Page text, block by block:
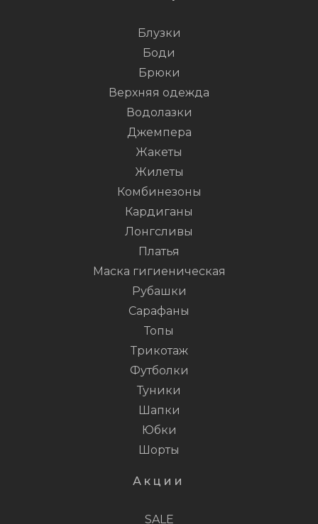
Блузки
Боди
Брюки
Верхняя одежда
Водолазки
Джемпера
Жакеты
Жилеты
Комбинезоны
Кардиганы
Лонгсливы
Платья
Маска гигиеническая
Рубашки
Сарафаны
Топы
Трикотаж
Футболки
Туники
Шапки
Юбки
Шорты
Акции
SALE